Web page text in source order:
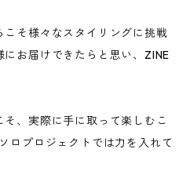
そ様々なスタイリングに挑戦
お届けできたらと思い、ZINE
、実際に手に取って楽しむこ
ロプロジェクトでは力を入れて